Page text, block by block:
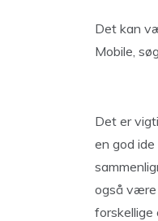
Det kan
Mobile,
Det er
en god
også være
forskellige